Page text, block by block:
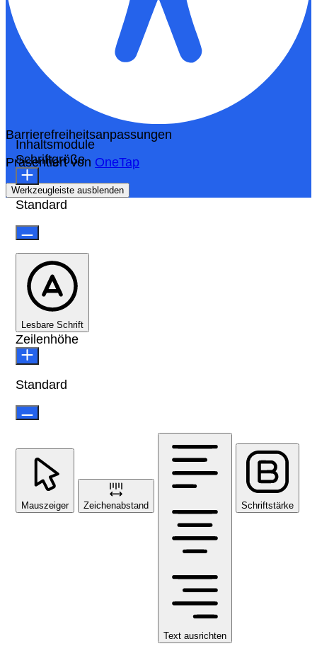
Barrierefreiheitsanpassungen
Präsentiert von OneTap
Werkzeugleiste ausblenden
Inhaltsmodule
Schriftgröße
Standard
Lesbare Schrift
Zeilenhöhe
Standard
Mauszeiger Zeichenabstand
Text ausrichten
Schriftstärke